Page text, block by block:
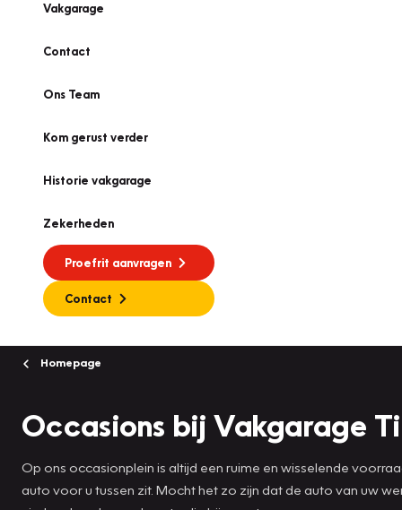
Vakgarage
Contact
Ons Team
Kom gerust verder
Historie vakgarage
Zekerheden
Proefrit aanvragen
Contact
Homepage
Occasions bij Vakgarage
Op ons occasionplein is altijd een ruime en wisselende
auto voor u tussen zit. Mocht het zo zijn dat de auto van uw